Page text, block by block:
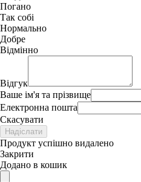
Погано
Так собі
Нормально
Добре
Відмінно
Відгук
Ваше ім'я та прізвище
Електронна пошта
Скасувати
Надіслати
Продукт успішно видалено
Закрити
Додано в кошик